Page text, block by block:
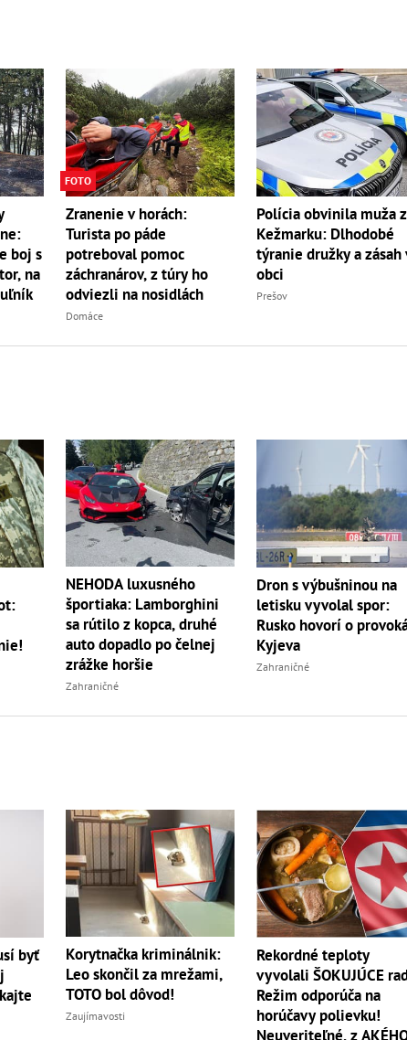
boj s
na
FOTO
Zranenie v horách:
Turista po páde
potreboval pomoc
záchranárov, z túry ho
odviezli na nosidlách
Domáce
Polícia obvinila muža z
Kežmarku: Dlhodobé
týranie družky a zásah
obci
Prešov
NEHODA luxusného
športiaka: Lamborghini
sa rútilo z kopca, druhé
auto dopadlo po čelnej
zrážke horšie
Zahraničné
Dron s výbušninou na
letisku vyvolal spor:
Rusko hovorí o
Kyjeva
Zahraničné
byť
Korytnačka kriminálnik:
Leo skončil za mrežami,
TOTO bol dôvod!
Zaujímavosti
Rekordné teploty
vyvolali ŠOKUJÚCE
Režim odporúča na
horúčavy polievku!
Neuveriteľné, z